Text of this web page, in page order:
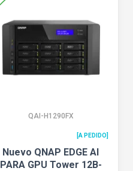
QAI-H1290FX
[A PEDIDO]
Nuevo QNAP EDGE AI
PARA GPU Tower 12B-